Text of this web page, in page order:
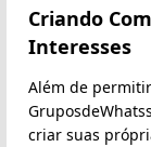
Criando
Interesses
Além de
criar suas